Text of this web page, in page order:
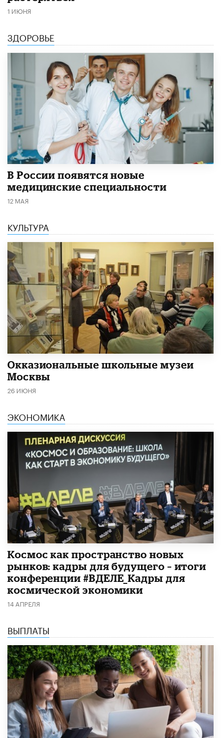
1 ИЮНЯ
ЗДОРОВЬЕ
В России появятся новые
медицинские специальности
12 МАЯ
КУЛЬТУРА
​Окказиональные школьные музеи
Москвы
26 ИЮНЯ
ЭКОНОМИКА
Космос как пространство новых
рынков: кадры для будущего – итоги
конференции #ВДЕЛЕ_Кадры для
космической экономики
14 АПРЕЛЯ
ВЫПЛАТЫ